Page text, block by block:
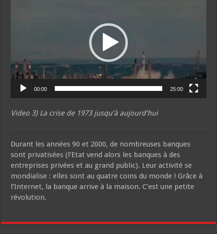
00:00 25:00
Video 3) La crise de 1973 jusqu’à aujourd’hui
Durant les années 90 et 2000, de nombreuses banques
sont privatisées (l’Etat vend alors les banques à des
entreprises privées et au grand public). Leur activité se
mondialise : elles sont au quatre coins du monde ! Grâce à
l’Internet, la banque arrive à la maison. C’est une petite
révolution.